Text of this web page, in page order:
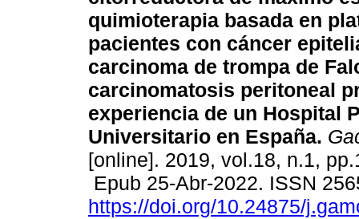
quimioterapia basada en
pacientes con cáncer
carcinoma de trompa de
carcinomatosis peritoneal
experiencia de un Hospital
Universitario en España.
[online]. 2019, vol.18, n.1,
Epub 25-Abr-2022. ISSN
https://doi.org/10.24875/